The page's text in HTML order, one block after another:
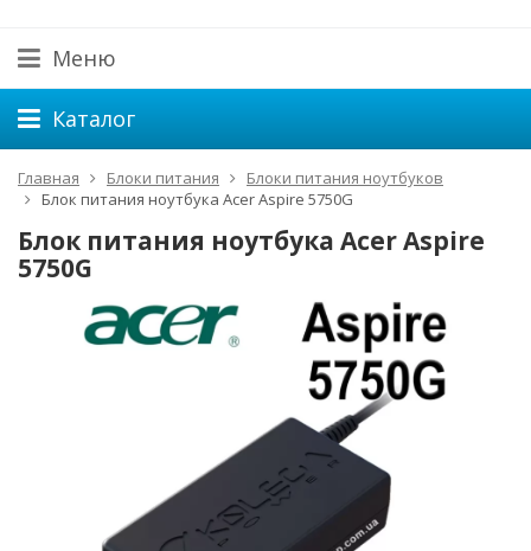
Меню
Каталог
Главная Блоки питания
Блоки питания ноутбуков
Блок питания ноутбука Acer Aspire 5750G
Блок питания ноутбука Acer Aspire
5750G